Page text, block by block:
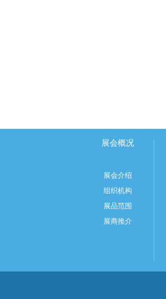
展会概况
展会介绍
组织机构
展品范围
展商推介